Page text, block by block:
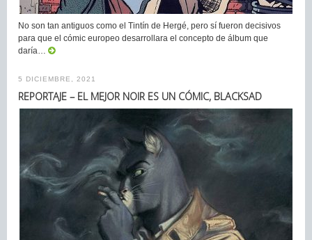
No son tan antiguos como el Tintín de Hergé, pero sí fueron decisivos
para que el cómic europeo desarrollara el concepto de álbum que
daría…
5 DICIEMBRE, 2021
REPORTAJE – EL MEJOR NOIR ES UN CÓMIC, BLACKSAD